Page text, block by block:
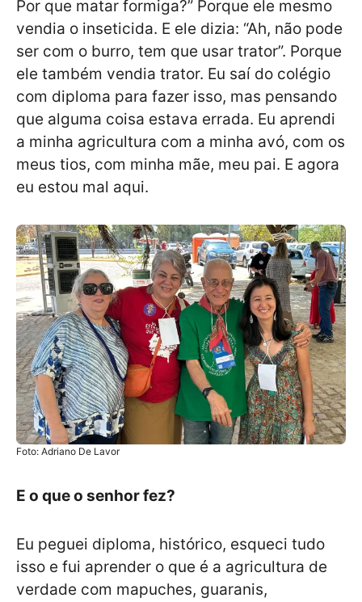
Por que matar formiga?” Porque ele mesmo
vendia o inseticida. E ele dizia: “Ah, não pode
ser com o burro, tem que usar trator”. Porque
ele também vendia trator. Eu saí do colégio
com diploma para fazer isso, mas pensando
que alguma coisa estava errada. Eu aprendi
a minha agricultura com a minha avó, com os
meus tios, com minha mãe, meu pai. E agora
eu estou mal aqui.
Foto: Adriano De Lavor
E o que o senhor fez?
Eu peguei diploma, histórico, esqueci tudo
isso e fui aprender o que é a agricultura de
verdade com mapuches, guaranis,